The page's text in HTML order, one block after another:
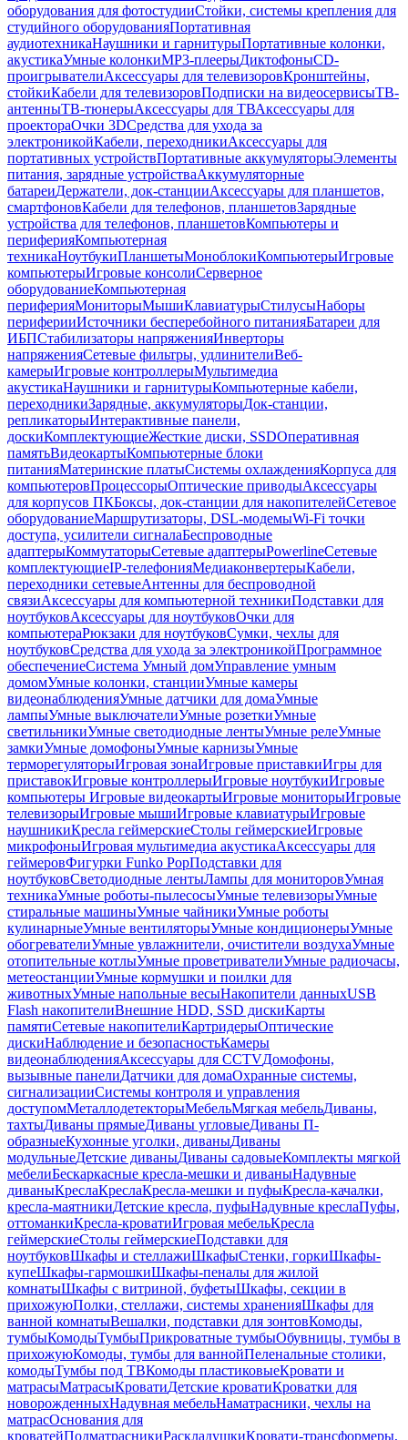
оборудования для фотостудииСтойки, системы крепления для
студийного оборудованияПортативная
аудиотехникаНаушники и гарнитурыПортативные колонки,
акустикаУмные колонкиMP3-плеерыДиктофоныCD-
проигрывателиАксессуары для телевизоровКронштейны,
стойкиКабели для телевизоровПодписки на видеосервисыТВ-
антенныТВ-тюнерыАксессуары для ТВАксессуары для
проектораОчки 3DСредства для ухода за
электроникойКабели, переходникиАксессуары для
портативных устройствПортативные аккумуляторыЭлементы
питания, зарядные устройстваАккумуляторные
батареиДержатели, док-станцииАксессуары для планшетов,
смартфоновКабели для телефонов, планшетовЗарядные
устройства для телефонов, планшетовКомпьютеры и
периферияКомпьютерная
техникаНоутбукиПланшетыМоноблокиКомпьютерыИгровые
компьютерыИгровые консолиСерверное
оборудованиеКомпьютерная
периферияМониторыМышиКлавиатурыСтилусыНаборы
периферииИсточники бесперебойного питанияБатареи для
ИБПСтабилизаторы напряженияИнверторы
напряженияСетевые фильтры, удлинителиВеб-
камерыИгровые контроллерыМультимедиа
акустикаНаушники и гарнитурыКомпьютерные кабели,
переходникиЗарядные, аккумуляторыДок-станции,
репликаторыИнтерактивные панели,
доскиКомплектующиеЖесткие диски, SSDОперативная
памятьВидеокартыКомпьютерные блоки
питанияМатеринские платыСистемы охлажденияКорпуса для
компьютеровПроцессорыОптические приводыАксессуары
для корпусов ПКБоксы, док-станции для накопителейСетевое
оборудованиеМаршрутизаторы, DSL-модемыWi-Fi точки
доступа, усилители сигналаБеспроводные
адаптерыКоммутаторыСетевые адаптерыPowerlineСетевые
комплектующиеIP-телефонияМедиаконвертерыКабели,
переходники сетевыеАнтенны для беспроводной
связиАксессуары для компьютерной техникиПодставки для
ноутбуковАксессуары для ноутбуковОчки для
компьютераРюкзаки для ноутбуковСумки, чехлы для
ноутбуковСредства для ухода за электроникойПрограммное
обеспечениеСистема Умный домУправление умным
домомУмные колонки, станцииУмные камеры
видеонаблюденияУмные датчики для домаУмные
лампыУмные выключателиУмные розеткиУмные
светильникиУмные светодиодные лентыУмные релеУмные
замкиУмные домофоныУмные карнизыУмные
терморегуляторыИгровая зонаИгровые приставкиИгры для
приставокИгровые контроллерыИгровые ноутбукиИгровые
компьютеры Игровые видеокартыИгровые мониторыИгровые
телевизорыИгровые мышиИгровые клавиатурыИгровые
наушникиКресла геймерскиеСтолы геймерскиеИгровые
микрофоныИгровая мультимедиа акустикаАксессуары для
геймеровФигурки Funko PopПодставки для
ноутбуковСветодиодные лентыЛампы для мониторовУмная
техникаУмные роботы-пылесосыУмные телевизорыУмные
стиральные машиныУмные чайникиУмные роботы
кулинарныеУмные вентиляторыУмные кондиционерыУмные
обогревателиУмные увлажнители, очистители воздухаУмные
отопительные котлыУмные проветривателиУмные радиочасы,
метеостанцииУмные кормушки и поилки для
животныхУмные напольные весыНакопители данныхUSB
Flash накопителиВнешние HDD, SSD дискиКарты
памятиСетевые накопителиКартридерыОптические
дискиНаблюдение и безопасностьКамеры
видеонаблюденияАксессуары для CCTVДомофоны,
вызывные панелиДатчики для домаОхранные системы,
сигнализацииСистемы контроля и управления
доступомМеталлодетекторыМебельМягкая мебельДиваны,
тахтыДиваны прямыеДиваны угловыеДиваны П-
образныеКухонные уголки, диваныДиваны
модульныеДетские диваныДиваны садовыеКомплекты мягкой
мебелиБескаркасные кресла-мешки и диваныНадувные
диваныКреслаКреслаКресла-мешки и пуфыКресла-качалки,
кресла-маятникиДетские кресла, пуфыНадувные креслаПуфы,
оттоманкиКресла-кроватиИгровая мебельКресла
геймерскиеСтолы геймерскиеПодставки для
ноутбуковШкафы и стеллажиШкафыСтенки, горкиШкафы-
купеШкафы-гармошкиШкафы-пеналы для жилой
комнатыШкафы с витриной, буфетыШкафы, секции в
прихожуюПолки, стеллажи, системы храненияШкафы для
ванной комнатыВешалки, подставки для зонтовКомоды,
тумбыКомодыТумбыПрикроватные тумбыОбувницы, тумбы в
прихожуюКомоды, тумбы для ваннойПеленальные столики,
комодыТумбы под ТВКомоды пластиковыеКровати и
матрасыМатрасыКроватиДетские кроватиКроватки для
новорожденныхНадувная мебельНаматрасники, чехлы на
матрасОснования для
кроватейПодматрасникиРаскладушкиКровати-трансформеры,